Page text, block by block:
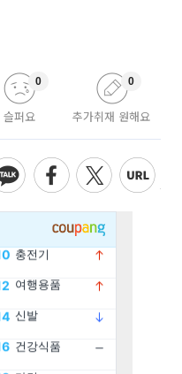
슬퍼요
0
추가취재 원해요
0